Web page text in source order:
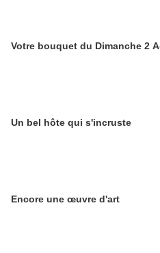
Votre bouquet du Dimanche 2
Un bel hôte qui s'incruste
Encore une œuvre d'art